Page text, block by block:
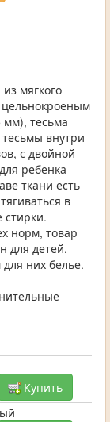
мягкого
цельнокроеным
мм), тесьма
внутри
с двойной
ребенка
ткани есть
в
стирки.
норм, товар
для детей.
них белье.
Купить